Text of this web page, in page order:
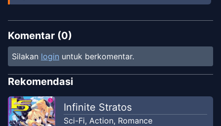
Komentar (0)
Silakan login untuk berkomentar.
Rekomendasi
Infinite Stratos
Sci-Fi, Action, Romance